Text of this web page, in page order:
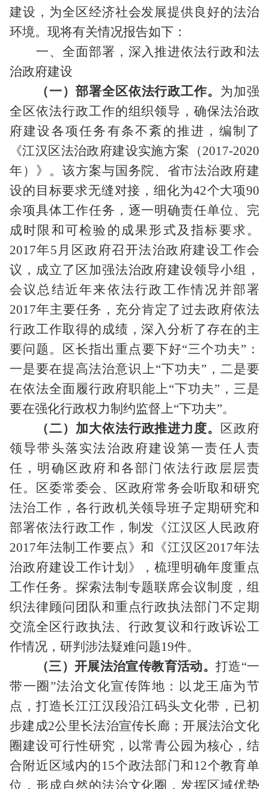
建设，为全区经济社会发展提供良好的法治
环境。现将有关情况报告如下：
一、全面部署，深入推进依法行政和法
治政府建设
（一）部署全区依法行政工作。 为加强
全区依法行政工作的组织领导，确保法治政
府建设各项任务有条不紊的推进，编制了
《江汉区法治政府建设实施方案（2017-2020
年）》。该方案与国务院、省市法治政府建
设的目标要求无缝对接，细化为42个大项90
余项具体工作任务，逐一明确责任单位、完
成时限和可检验的成果形式及指标要求。
2017年5 月区政府召开法治政府建设工作会
议，成立了区加强法治政府建设领导小组，
会议总结近年来依法行政工作情况并部署
2017年主要任务，充分肯定了过去政府依法
行政工作取得的成绩，深入分析了存在的主
要问题。区长指出重点要下好“三个功夫”：
一是要在提高法治意识上“下功夫”，二是要
在依法全面履行政府职能上“下功夫”，三是
要在强化行政权力制约监督上“下功夫”。
（二）加大依法行政推进力度。
区政府
领导带头落实法治政府建设第一责任人责
任，明确区政府和各部门依法行政层层责
任。区委常委会、区政府常务会听取和研究
法治工作，各行政机关领导班子定期研究和
部署依法行政工作，制发《江汉区人民政府
2017年法制工作要点》和《江汉区2017年法
治政府建设工作计划》，梳理明确年度重点
工作任务。探索法制专题联席会议制度，组
织法律顾问团队和重点行政执法部门不定期
交流全区行政执法、行政复议和行政诉讼工
作情况，研判涉法疑难问题19件。
（三）开展法治宣传教育活动。 打造“一
带一圈”法治文化宣传阵地：以龙王庙为节
点，打造长江江汉段沿江码头文化带，已初
步建成2公里长法治宣传长廊；开展法治文化
圈建设可行性研究，以常青公园为核心，结
合附近区域内的15个政法部门和 12个教育单
位，形成自然的法治文化圈，发挥区域优势